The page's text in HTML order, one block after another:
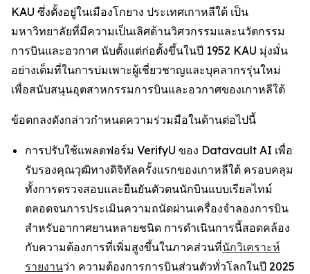
KAU ซึ่งตั้งอยู่ในเมืองโกยาง ประเทศเกาหลีใต้ เป็น
มหาวิทยาลัยที่มีความเป็นเลิศด้านวิศวกรรมและนวัตกรรม
การบินและอวกาศ นับตั้งแต่ก่อตั้งขึ้นในปี 1952 KAU มุ่งมั่น
อย่างเต็มที่ในการบ่มเพาะผู้เชี่ยวชาญและบุคลากรรุ่นใหม่
เพื่อสนับสนุนอุตสาหกรรมการบินและอวกาศของเกาหลีใต้
ข้อตกลงดังกล่าวกำหนดความร่วมมือในด้านต่อไปนี้
การปรับใช้แพลตฟอร์ม VerifyU ของ Datavault AI เพื่อ
รับรองคุณวุฒิทางดิจิทัลครั้งแรกของเกาหลีใต้ ครอบคลุม
ทั้งการตรวจสอบและยืนยันตัวตนนักบินแบบเรียลไทม์
ตลอดจนการประเมินความถนัดผ่านเครื่องจำลองการบิน
สำหรับอากาศยานหลายชนิด การดำเนินการนี้สอดคล้อง
กับความต้องการที่เพิ่มสูงขึ้นในภาคส่วนที่นักวิเคราะห์
รายงานว่า ความต้องการการบินส่วนตัวทั่วโลกในปี 2025